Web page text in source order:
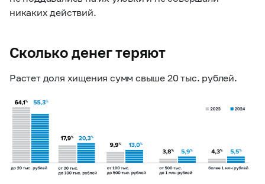
никаких действий.
Сколько денег теряют
Растет доля хищения сумм свыше 20 тыс. рублей.